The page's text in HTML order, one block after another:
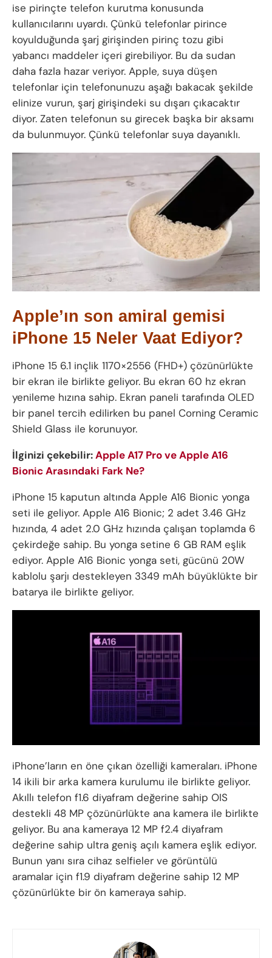
ise pirinçte telefon kurutma konusunda
kullanıcılarını uyardı. Çünkü telefonlar pirince
koyulduğunda şarj girişinden pirinç tozu gibi
yabancı maddeler içeri girebiliyor. Bu da sudan
daha fazla hazar veriyor. Apple, suya düşen
telefonlar için telefonunuzu aşağı bakacak şekilde
elinize vurun, şarj girişindeki su dışarı çıkacaktır
diyor. Zaten telefonun su girecek başka bir aksamı
da bulunmuyor. Çünkü telefonlar suya dayanıklı.
Apple’ın son amiral gemisi
iPhone 15 Neler Vaat Ediyor?
iPhone 15 6.1 inçlik 1170×2556 (FHD+) çözünürlükte
bir ekran ile birlikte geliyor. Bu ekran 60 hz ekran
yenileme hızına sahip. Ekran paneli tarafında OLED
bir panel tercih edilirken bu panel Corning Ceramic
Shield Glass ile korunuyor.
İlginizi çekebilir:Apple A17 Pro ve Apple A16
Bionic Arasındaki Fark Ne?
iPhone 15 kaputun altında Apple A16 Bionic yonga
seti ile geliyor. Apple A16 Bionic; 2 adet 3.46 GHz
hızında, 4 adet 2.0 GHz hızında çalışan toplamda 6
çekirdeğe sahip. Bu yonga setine 6 GB RAM eşlik
ediyor. Apple A16 Bionic yonga seti, gücünü 20W
kablolu şarjı destekleyen 3349 mAh büyüklükte bir
batarya ile birlikte geliyor.
iPhone’ların en öne çıkan özelliği kameraları. iPhone
14 ikili bir arka kamera kurulumu ile birlikte geliyor.
Akıllı telefon f1.6 diyafram değerine sahip OIS
destekli 48 MP çözünürlükte ana kamera ile birlikte
geliyor. Bu ana kameraya 12 MP f2.4 diyafram
değerine sahip ultra geniş açılı kamera eşlik ediyor.
Bunun yanı sıra cihaz selfieler ve görüntülü
aramalar için f1.9 diyafram değerine sahip 12 MP
çözünürlükte bir ön kameraya sahip.